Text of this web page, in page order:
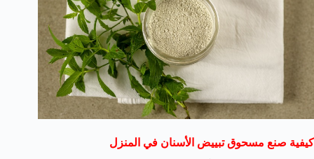
كيفية صنع مسحوق تبييض الأسنان في المنزل